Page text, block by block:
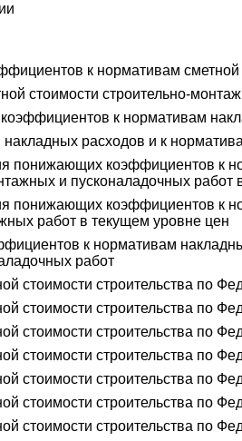
к нормативам
стоимости строительно-
к нормативам
расходов и к
понижающих коэффициентов к
и пусконаладочных
понижающих коэффициентов к
работ в текущем уровне цен
к нормативам
работ
стоимости строительства по
стоимости строительства по
стоимости строительства по
стоимости строительства по
стоимости строительства по
стоимости строительства по
стоимости строительства по